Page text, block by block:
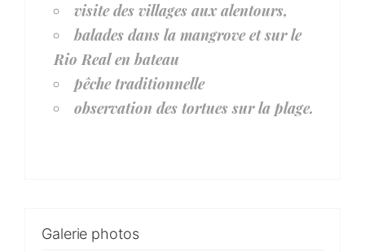
visite des villages aux alentours,
balades dans la mangrove et sur le
Rio Real en bateau
pêche traditionnelle
observation des tortues sur la plage.
Galerie photos